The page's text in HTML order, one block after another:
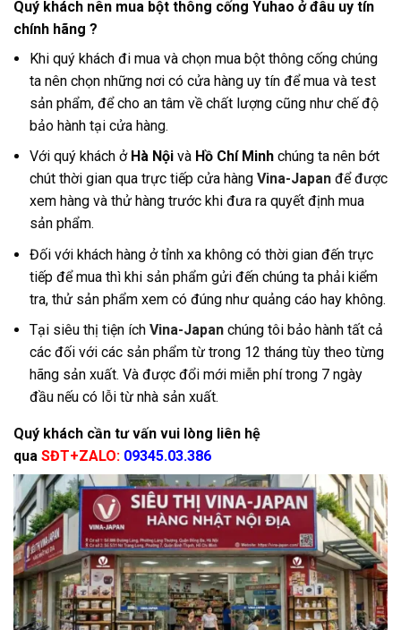
Quý khách nên mua bột thông cống Yuhao ở đâu uy tín
chính hãng ?
Khi quý khách đi mua và chọn mua bột thông cống chúng
ta nên chọn những nơi có cửa hàng uy tín để mua và test
sản phẩm, để cho an tâm về chất lượng cũng như chế độ
bảo hành tại cửa hàng.
Với quý khách ở Hà Nội và Hồ Chí Minh chúng ta nên bớt
chút thời gian qua trực tiếp cửa hàng Vina-Japan để được
xem hàng và thử hàng trước khi đưa ra quyết định mua
sản phẩm.
Đối với khách hàng ở tỉnh xa không có thời gian đến trực
tiếp để mua thì khi sản phẩm gửi đến chúng ta phải kiểm
tra, thử sản phẩm xem có đúng như quảng cáo hay không.
Tại siêu thị tiện ích Vina-Japan chúng tôi bảo hành tất cả
các đối với các sản phẩm từ trong 12 tháng tùy theo từng
hãng sản xuất. Và được đổi mới miễn phí trong 7 ngày
đầu nếu có lỗi từ nhà sản xuất.
Quý khách cần tư vấn vui lòng liên hệ
qua SĐT+ZALO: 09345.03.386